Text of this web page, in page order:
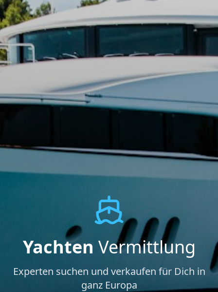
Yachten Vermittlung
Experten suchen und verkaufen für Dich in
ganz Europa